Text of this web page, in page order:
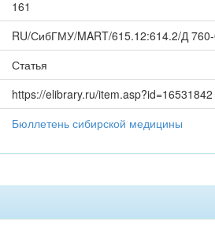
161
RU/СибГМУ/MART/615.12:614.2/Д
Статья
https://elibrary.ru/item.asp?id=16531842
Бюллетень сибирской медицины